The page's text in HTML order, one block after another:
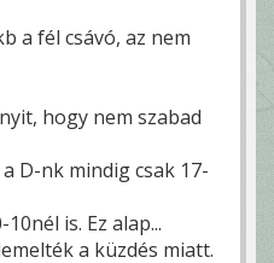
a fél csávó, az nem
hogy nem szabad
D-nk mindig csak 17-
is. Ez alap...
a küzdés miatt.